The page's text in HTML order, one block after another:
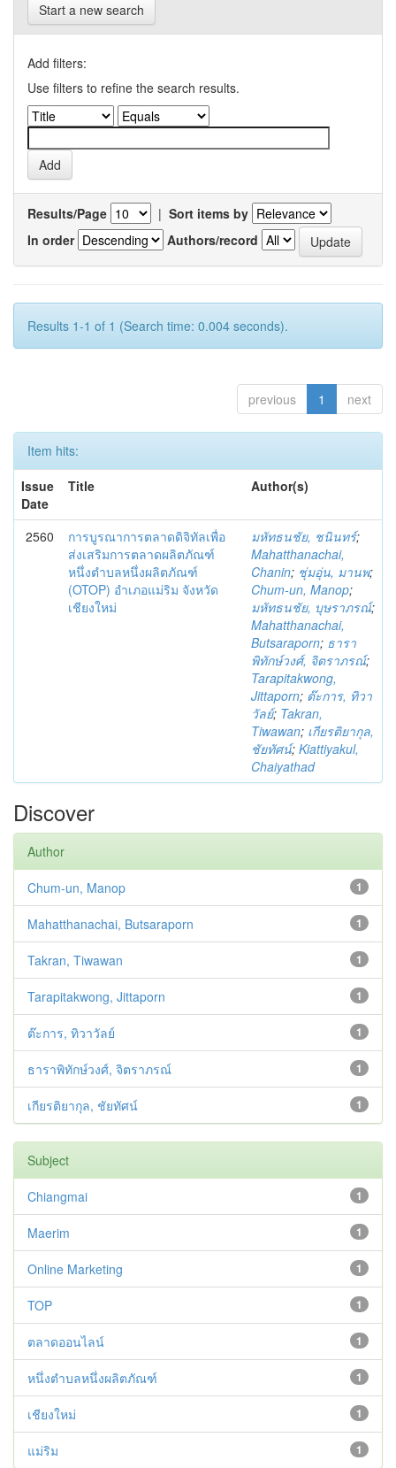
Start a new search
Add filters:
Use filters to refine the search results.
Results/Page | Sort items by
In order
Authors/record
Results 1-1 of 1 (Search time: 0.004 seconds).
previous 1 next
Item hits:
Issue
Date
Title Author(s)
2560
การบูรณาการตลาดดิจิทัลเพื่อ
ส่งเสริมการตลาดผลิตภัณฑ์
หนึ่งตำบลหนึ่งผลิตภัณฑ์
(OTOP) อำเภอแม่ริม จังหวัด
เชียงใหม่
มหัทธนชัย, ชนินทร์;
Mahatthanachai,
Chanin; ชุ่มอุ่น, มานพ;
Chum-un, Manop;
มหัทธนชัย, บุษราภรณ์;
Mahatthanachai,
Butsaraporn; ธารา
พิทักษ์วงศ์, จิตราภรณ์;
Tarapitakwong,
Jittaporn; ต๊ะการ, ทิวา
วัลย์; Takran,
Tiwawan; เกียรติยากุล,
ชัยทัศน์; Kiattiyakul,
Chaiyathad
Discover
Author
1
Chum-un, Manop
1
Mahatthanachai, Butsaraporn
1
Takran, Tiwawan
1
Tarapitakwong, Jittaporn
1
ต๊ะการ, ทิวาวัลย์
1
ธาราพิทักษ์วงศ์, จิตราภรณ์
1
เกียรติยากุล, ชัยทัศน์
Subject
1
Chiangmai
1
Maerim
1
Online Marketing
1
TOP
1
ตลาดออนไลน์
1
หนึ่งตำบลหนึ่งผลิตภัณฑ์
1
เชียงใหม่
1
แม่ริม